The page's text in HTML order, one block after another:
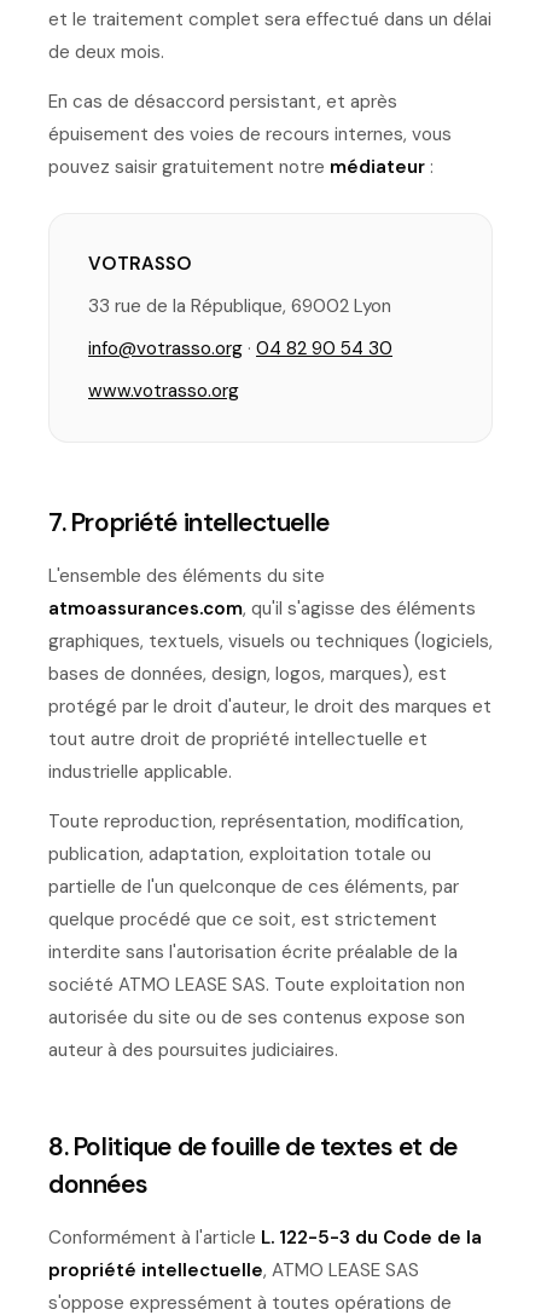
et le traitement complet sera effectué dans un délai
de deux mois.
En cas de désaccord persistant, et après
épuisement des voies de recours internes, vous
pouvez saisir gratuitement notre médiateur :
VOTRASSO
33 rue de la République, 69002 Lyon
info@votrasso.org · 04 82 90 54 30
www.votrasso.org
7. Propriété intellectuelle
L'ensemble des éléments du site
atmoassurances.com, qu'il s'agisse des éléments
graphiques, textuels, visuels ou techniques (logiciels,
bases de données, design, logos, marques), est
protégé par le droit d'auteur, le droit des marques et
tout autre droit de propriété intellectuelle et
industrielle applicable.
Toute reproduction, représentation, modification,
publication, adaptation, exploitation totale ou
partielle de l'un quelconque de ces éléments, par
quelque procédé que ce soit, est strictement
interdite sans l'autorisation écrite préalable de la
société ATMO LEASE SAS. Toute exploitation non
autorisée du site ou de ses contenus expose son
auteur à des poursuites judiciaires.
8. Politique de fouille de textes et de
données
Conformément à l'article L. 122-5-3 du Code de la
propriété intellectuelle, ATMO LEASE SAS
s'oppose expressément à toutes opérations de